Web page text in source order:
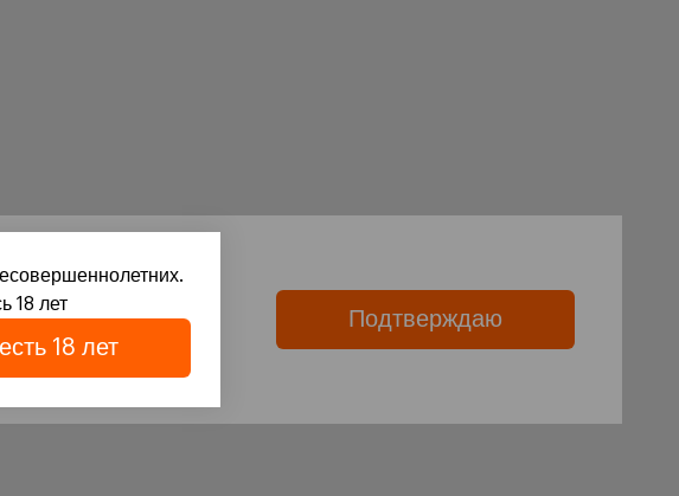
файлов cookies.
Подтверждаю
18 лет
18 лет